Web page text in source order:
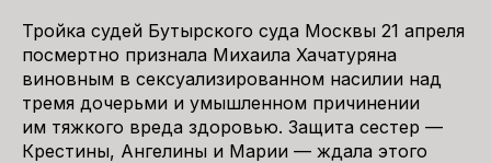
Тройка судей Бутырского суда Москвы 21 апреля
посмертно признала Михаила Хачатуряна
виновным в сексуализированном насилии над
тремя дочерьми и умышленном причинении
им тяжкого вреда здоровью. Защита сестер —
Крестины, Ангелины и Марии — ждала этого